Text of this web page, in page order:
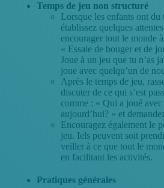
Temps de jeu non structuré
Lorsque les enfants ont
établissez quelques
encourager tout le monde
« Essaie de bouger et de
Joue à un jeu que tu n’as
joue avec quelqu’un de
Après le temps de jeu,
discuter de ce qui s’est
comme : « Qui a joué
aujourd’hui? » et
Encouragez également le
jeu. Iels peuvent soit
veiller à ce que tout le
en facilitant les activités.
Pratiques générales